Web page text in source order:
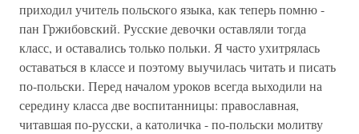
приходил учитель польского языка, как теперь помню -
пан Гржибовский. Русские девочки оставляли тогда
класс, и оставались только польки. Я часто ухитрялась
оставаться в классе и поэтому выучилась читать и писать
по-польски. Перед началом уроков всегда выходили на
середину класса две воспитанницы: православная,
читавшая по-русски, а католичка - по-польски молитву